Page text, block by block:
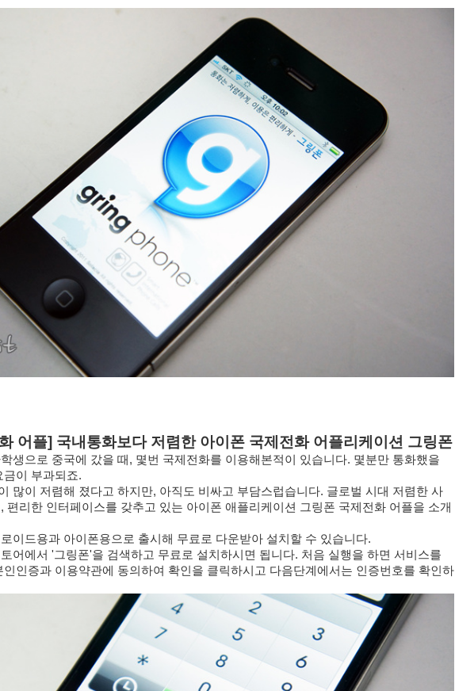
어플] 국내통화보다 저렴한 아이폰 국제전화 어플리케이션 그링폰
생으로 중국에 갔을 때, 몇번 국제전화를 이용해본적이 있습니다. 몇분만 통화했을
금이 부과되죠.
많이 저렴해 졌다고 하지만, 아직도 비싸고 부담스럽습니다. 글로벌 시대 저렴한 사
편리한 인터페이스를 갖추고 있는 아이폰 애플리케이션 그링폰 국제전화 어플을 소개
이드용과 아이폰용으로 출시해 무료로 다운받아 설치할 수 있습니다.
어에서 '그링폰'을 검색하고 무료로 설치하시면 됩니다. 처음 실행을 하면 서비스를
인인증과 이용약관에 동의하여 확인을 클릭하시고 다음단계에서는 인증번호를 확인하